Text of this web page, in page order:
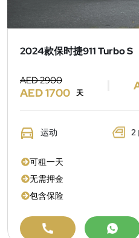
2024款保时捷911 Turbo S
AED 2900
AED 1700 天
运动 2
可租一天
无需押金
包含保险